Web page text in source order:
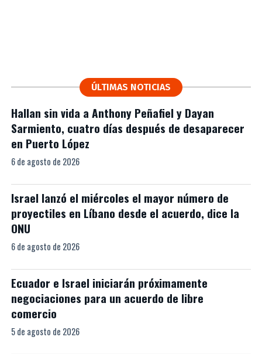
ÚLTIMAS NOTICIAS
Hallan sin vida a Anthony Peñafiel y Dayan
Sarmiento, cuatro días después de desaparecer
en Puerto López
6 de agosto de 2026
Israel lanzó el miércoles el mayor número de
proyectiles en Líbano desde el acuerdo, dice la
ONU
6 de agosto de 2026
Ecuador e Israel iniciarán próximamente
negociaciones para un acuerdo de libre
comercio
5 de agosto de 2026